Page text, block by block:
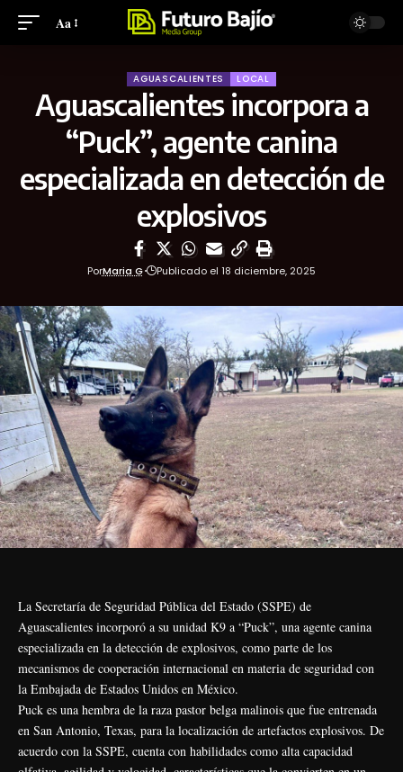
Aa
AGUASCALIENTES LOCAL
Aguascalientes incorpora a
“Puck”, agente canina
especializada en detección de
explosivos
PorMaria G Publicado el 18 diciembre, 2025
La Secretaría de Seguridad Pública del Estado (SSPE) de
Aguascalientes incorporó a su unidad K9 a “Puck”, una agente canina
especializada en la detección de explosivos, como parte de los
mecanismos de cooperación internacional en materia de seguridad con
la Embajada de Estados Unidos en México.
Puck es una hembra de la raza pastor belga malinois que fue entrenada
en San Antonio, Texas, para la localización de artefactos explosivos. De
acuerdo con la SSPE, cuenta con habilidades como alta capacidad